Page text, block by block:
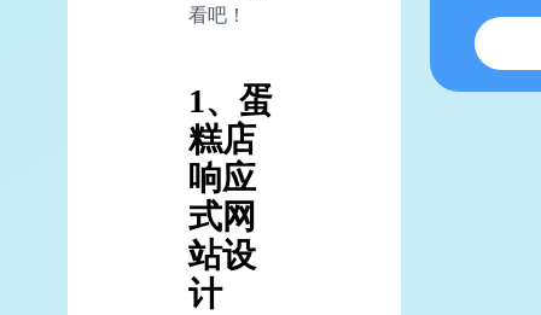
看吧！
1、蛋
糕店
响应
式网
站设
计